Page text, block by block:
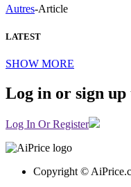
Autres-Article
LATEST
SHOW MORE
Log in or sign up
Log In Or Register
Copyright ©